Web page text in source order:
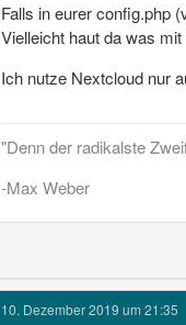
Falls in eurer config.php
Vielleicht haut da was
Ich nutze Nextcloud nur
"Denn der radikalste
-Max Weber
10. Dezember 2019 um 21:35